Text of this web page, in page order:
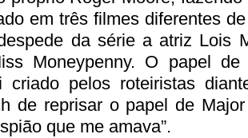
em três filmes diferentes
da série a atriz Lois
Moneypenny. O papel
criado pelos roteiristas
de reprisar o papel de
que me amava”.